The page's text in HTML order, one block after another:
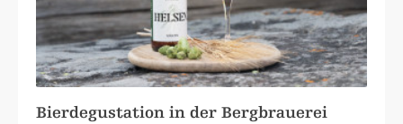
Bierdegustation in der Bergbrauerei